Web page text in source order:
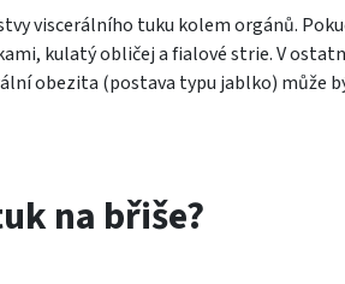
viscerálního tuku kolem orgánů.
kulatý obličej a fialové strie. V
obezita (postava typu jablko) může
na břiše?